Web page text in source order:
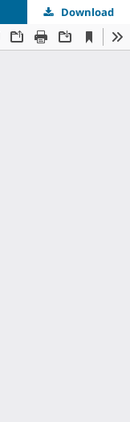
Download